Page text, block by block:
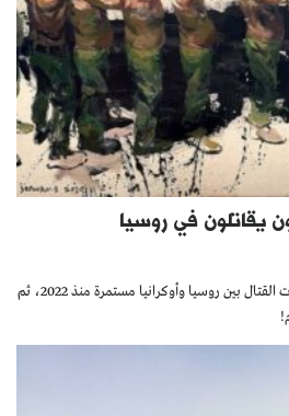
يقاتلون في روسيا
رحلة العراقيين من العراق إلى جبهات القتال بين روسيا وأوكرانيا مستمرة منذ 2022، ثم